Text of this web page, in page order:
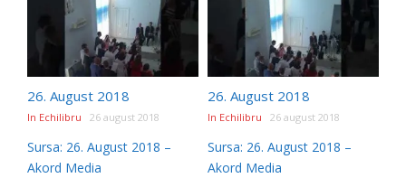
26. August 2018
In Echilibru 26 august 2018
Sursa: 26. August 2018 –
Akord Media
26. August 2018
In Echilibru 26 august 2018
Sursa: 26. August 2018 –
Akord Media